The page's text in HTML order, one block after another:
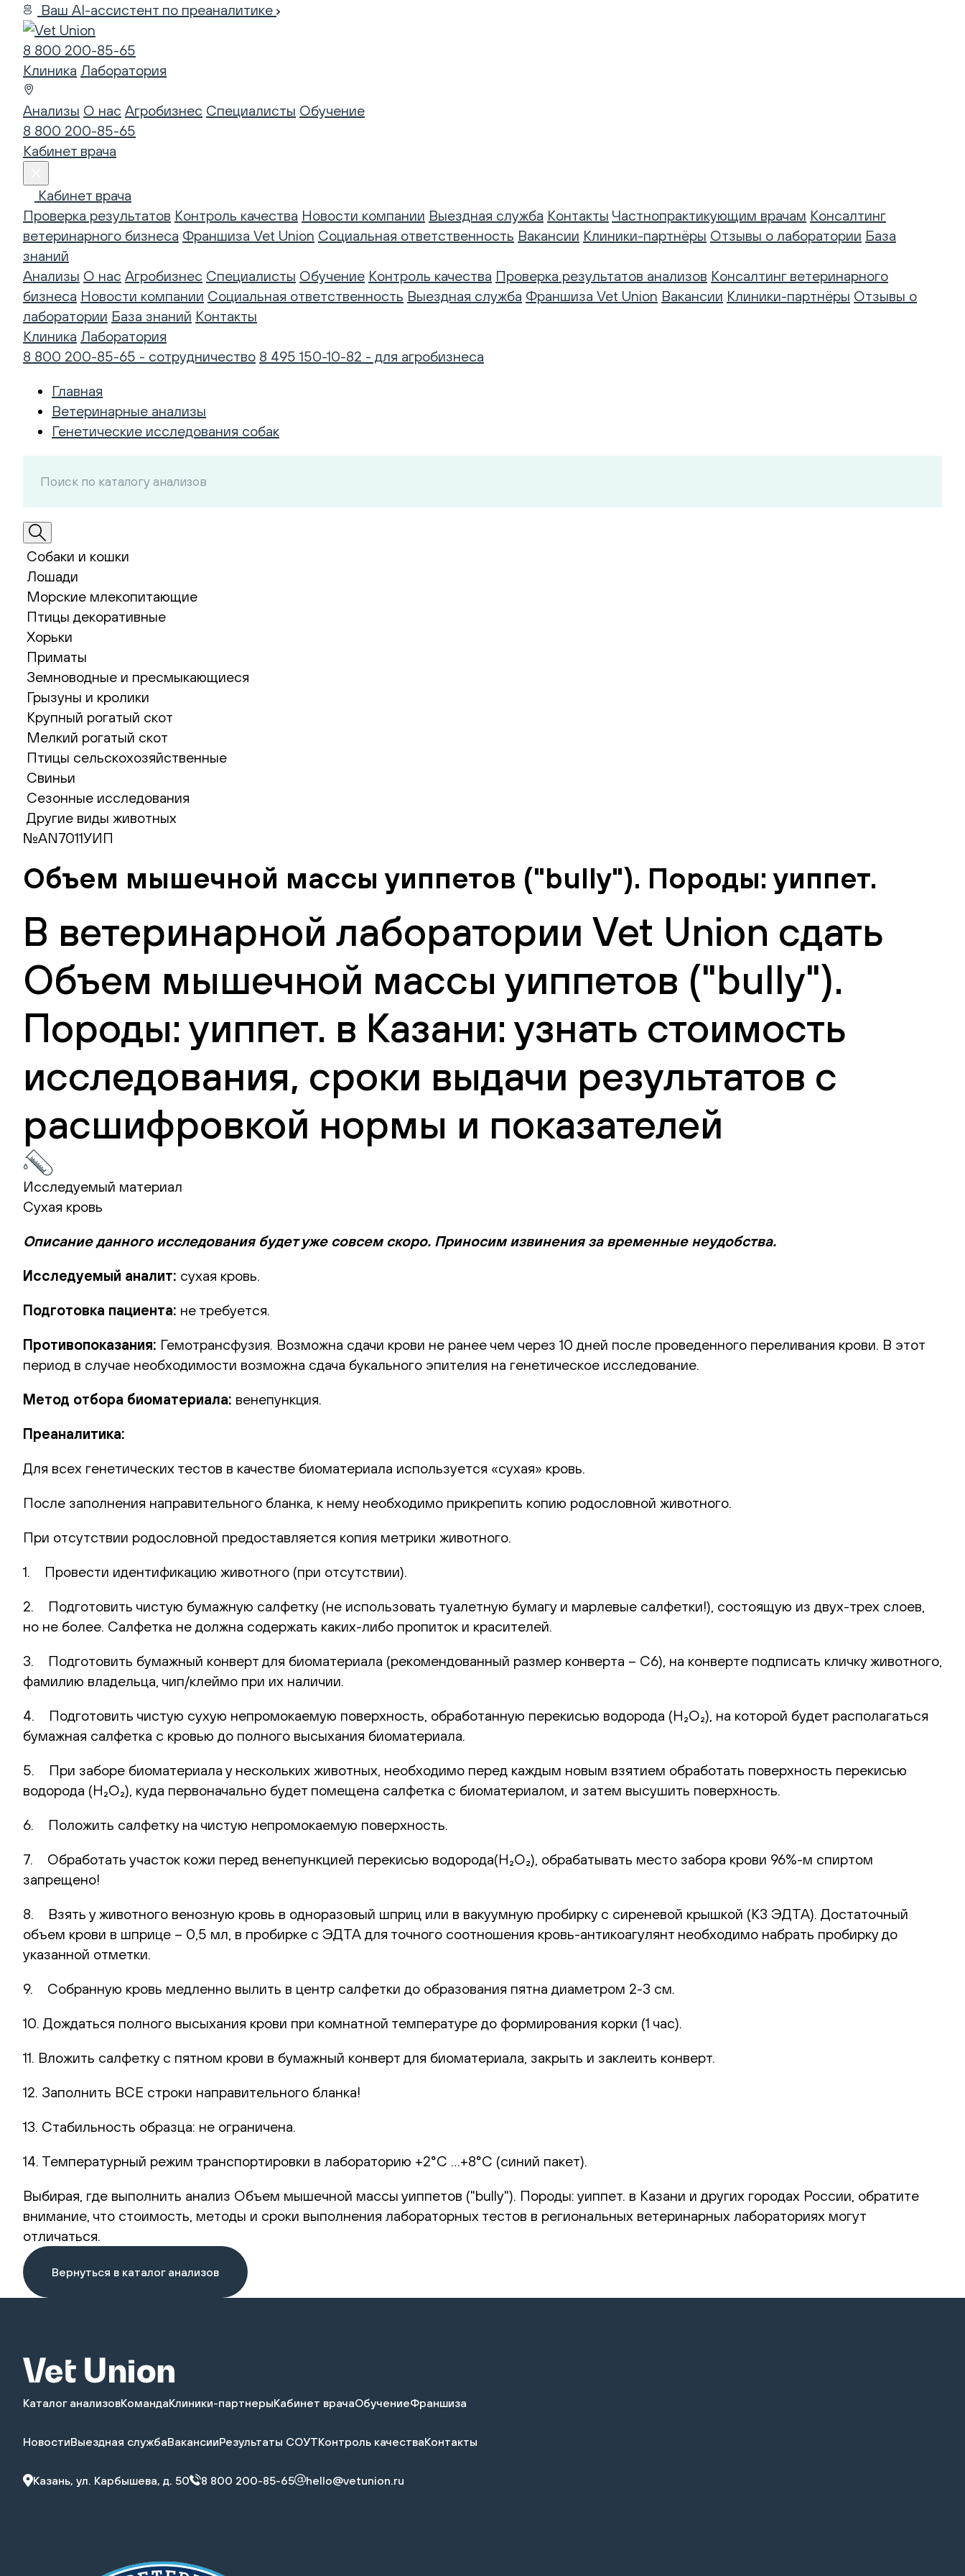
Ваш AI-ассистент по преаналитике
8 800 200-85-65
Клиника Лаборатория
Анализы О нас Агробизнес Специалисты Обучение
8 800 200-85-65
Кабинет врача
Кабинет врача
Проверка результатов Контроль качества Новости компании Выездная служба Контакты Частнопрактикующим врачам Консалтинг
ветеринарного бизнеса Франшиза Vet Union Социальная ответственность Вакансии Клиники-партнёры Отзывы о лаборатории База
знаний
Анализы О нас Агробизнес Специалисты Обучение Контроль качества Проверка результатов анализов Консалтинг ветеринарного
бизнеса Новости компании Социальная ответственность Выездная служба Франшиза Vet Union Вакансии Клиники-партнёры Отзывы о
лаборатории База знаний Контакты
Клиника Лаборатория
8 800 200-85-65 - сотрудничество 8 495 150-10-82 - для агробизнеса
Главная
Ветеринарные анализы
Генетические исследования собак
Собаки и кошки
Лошади
Морские млекопитающие
Птицы декоративные
Хорьки
Приматы
Земноводные и пресмыкающиеся
Грызуны и кролики
Крупный рогатый скот
Мелкий рогатый скот
Птицы сельскохозяйственные
Свиньи
Сезонные исследования
Другие виды животных
№AN7011УИП
Объем мышечной массы уиппетов ("bully"). Породы: уиппет.
В ветеринарной лаборатории Vet Union сдать
Объем мышечной массы уиппетов ("bully").
Породы: уиппет. в Казани: узнать стоимость
исследования, сроки выдачи результатов с
расшифровкой нормы и показателей
Исследуемый материал
Сухая кровь
Описание данного исследования будет уже совсем скоро. Приносим извинения за временные неудобства.
Исследуемый аналит: сухая кровь.
Подготовка пациента: не требуется.
Противопоказания: Гемотрансфузия. Возможна сдачи крови не ранее чем через 10 дней после проведенного переливания крови. В этот
период в случае необходимости возможна сдача букального эпителия на генетическое исследование.
Метод отбора биоматериала: венепункция.
Преаналитика:
Для всех генетических тестов в качестве биоматериала используется «сухая» кровь.
После заполнения направительного бланка, к нему необходимо прикрепить копию родословной животного.
При отсутствии родословной предоставляется копия метрики животного.
1. Провести идентификацию животного (при отсутствии).
2. Подготовить чистую бумажную салфетку (не использовать туалетную бумагу и марлевые салфетки!), состоящую из двух-трех слоев,
но не более. Салфетка не должна содержать каких-либо пропиток и красителей.
3. Подготовить бумажный конверт для биоматериала (рекомендованный размер конверта – С6), на конверте подписать кличку животного,
фамилию владельца, чип/клеймо при их наличии.
4. Подготовить чистую сухую непромокаемую поверхность, обработанную перекисью водорода (H₂O₂), на которой будет располагаться
бумажная салфетка с кровью до полного высыхания биоматериала.
5. При заборе биоматериала у нескольких животных, необходимо перед каждым новым взятием обработать поверхность перекисью
водорода (H₂O₂), куда первоначально будет помещена салфетка с биоматериалом, и затем высушить поверхность.
6. Положить салфетку на чистую непромокаемую поверхность.
7. Обработать участок кожи перед венепункцией перекисью водорода(H₂O₂), обрабатывать место забора крови 96%-м спиртом
запрещено!
8. Взять у животного венозную кровь в одноразовый шприц или в вакуумную пробирку с сиреневой крышкой (К3 ЭДТА). Достаточный
объем крови в шприце – 0,5 мл, в пробирке с ЭДТА для точного соотношения кровь-антикоагулянт необходимо набрать пробирку до
указанной отметки.
9. Собранную кровь медленно вылить в центр салфетки до образования пятна диаметром 2-3 см.
10. Дождаться полного высыхания крови при комнатной температуре до формирования корки (1 час).
11. Вложить салфетку с пятном крови в бумажный конверт для биоматериала, закрыть и заклеить конверт.
12. Заполнить ВСЕ строки направительного бланка!
13. Стабильность образца: не ограничена.
14. Температурный режим транспортировки в лабораторию +2°С …+8°С (синий пакет).
Выбирая, где выполнить анализ Объем мышечной массы уиппетов ("bully"). Породы: уиппет. в Казани и других городах России, обратите
внимание, что стоимость, методы и сроки выполнения лабораторных тестов в региональных ветеринарных лабораториях могут
отличаться.
Вернуться в каталог анализов
Каталог анализовКомандаКлиники-партнерыКабинет врачаОбучениеФраншиза
НовостиВыездная службаВакансииРезультаты СОУТКонтроль качестваКонтакты
Казань, ул. Карбышева, д. 50 8 800 200-85-65 hello@vetunion.ru